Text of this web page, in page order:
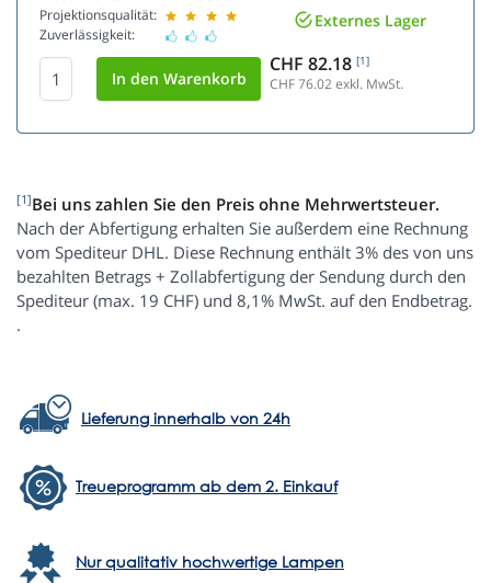
Projektionsqualität:
Zuverlässigkeit:
Externes Lager
CHF 82.18 [1]
CHF 76.02exkl. MwSt.
[1]Bei uns zahlen Sie den Preis ohne Mehrwertsteuer.
Nach der Abfertigung erhalten Sie außerdem eine Rechnung
vom Spediteur DHL. Diese Rechnung enthält 3% des von uns
bezahlten Betrags + Zollabfertigung der Sendung durch den
Spediteur (max. 19 CHF) und 8,1% MwSt. auf den Endbetrag.
.
Lieferung innerhalb von 24h
Treueprogramm ab dem 2. Einkauf
Nur qualitativ hochwertige Lampen